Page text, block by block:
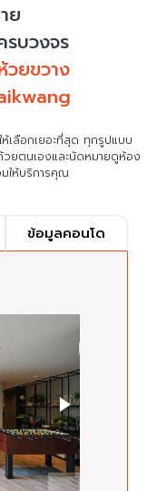
ย
บวงจร
ยขวาง
เลือกเยอะที่สุด ทุกรูปแบบ
วยตนเองและนัดหมายดูห้อง
ให้บริการคุณ
ข้อมูลคอนโด